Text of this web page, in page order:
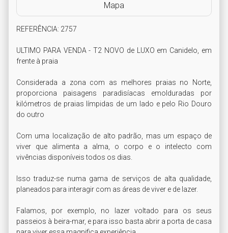
Mapa
REFERÊNCIA: 2757
ULTIMO PARA VENDA - T2 NOVO de LUXO em Canidelo, em
frente à praia
Considerada a zona com as melhores praias no Norte,
proporciona paisagens paradisíacas emolduradas por
kilómetros de praias límpidas de um lado e pelo Rio Douro
do outro
Com uma localização de alto padrão, mas um espaço de
viver que alimenta a alma, o corpo e o intelecto com
vivências disponíveis todos os dias.
Isso traduz-se numa gama de serviços de alta qualidade,
planeados para interagir com as áreas de viver e de lazer.
Falamos, por exemplo, no lazer voltado para os seus
passeios à beira-mar, e para isso basta abrir a porta de casa